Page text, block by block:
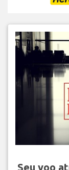
Seu voo